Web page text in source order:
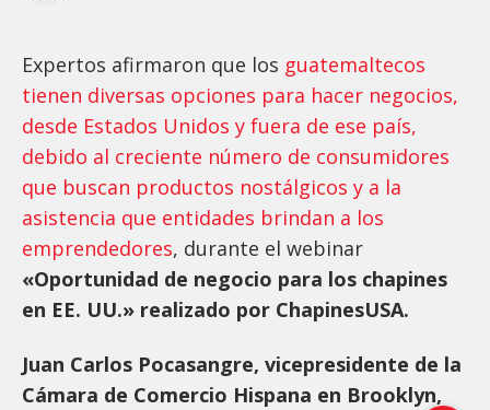
Expertos afirmaron que los guatemaltecos
tienen diversas opciones para hacer negocios,
desde Estados Unidos y fuera de ese país,
debido al creciente número de consumidores
que buscan productos nostálgicos y a la
asistencia que entidades brindan a los
emprendedores, durante el webinar
«Oportunidad de negocio para los chapines
en EE. UU.» realizado por ChapinesUSA.
Juan Carlos Pocasangre, vicepresidente de la
Cámara de Comercio Hispana en Brooklyn,